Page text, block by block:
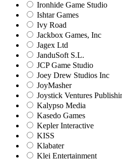
Ironhide Game Studio
Ishtar Games
Ivy Road
Jackbox Games, Inc
Jagex Ltd
JanduSoft S.L.
JCP Game Studio
Joey Drew Studios Inc
JoyMasher
Joystick Ventures
Kalypso Media
Kasedo Games
Kepler Interactive
KISS
Klabater
Klei Entertainment